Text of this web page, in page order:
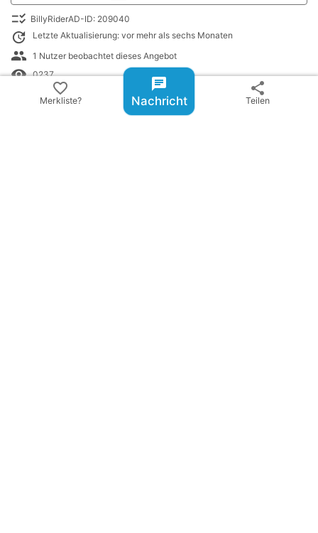
checklist_rtl BillyRiderAD-ID: 209040
update Letzte Aktualisierung: vor mehr als sechs Monaten
people 1 Nutzer beobachtet dieses Angebot
remove_red_eye 0237
gelistet in:
Dressursattel Inserate
favorite_border
Merkliste?
chat
Nachricht
share
Teilen